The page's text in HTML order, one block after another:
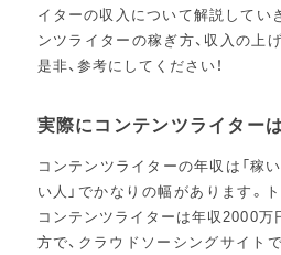
イターの収入について解説してい
ンツライターの稼ぎ方、収入の上
是非、参考にしてください！
実際にコンテンツライター
コンテンツライターの年収は「稼
い人」でかなりの幅があります。
コンテンツライターは年収2000万
方で、クラウドソーシングサイト